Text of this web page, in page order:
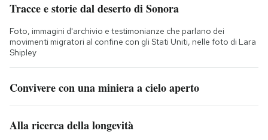
Tracce e storie dal deserto di Sonora
Foto, immagini d'archivio e testimonianze che parlano dei
movimenti migratori al confine con gli Stati Uniti, nelle foto di Lara
Shipley
Convivere con una miniera a cielo aperto
Alla ricerca della longevità